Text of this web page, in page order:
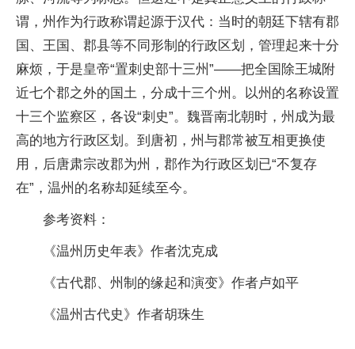
谓，州作为行政称谓起源于汉代：当时的朝廷下辖有郡
国、王国、郡县等不同形制的行政区划，管理起来十分
麻烦，于是皇帝“置刺史部十三州”——把全国除王城附
近七个郡之外的国土，分成十三个州。以州的名称设置
十三个监察区，各设“刺史”。魏晋南北朝时，州成为最
高的地方行政区划。到唐初，州与郡常被互相更换使
用，后唐肃宗改郡为州，郡作为行政区划已“不复存
在”，温州的名称却延续至今。
参考资料：
《温州历史年表》作者沈克成
《古代郡、州制的缘起和演变》作者卢如平
《温州古代史》作者胡珠生